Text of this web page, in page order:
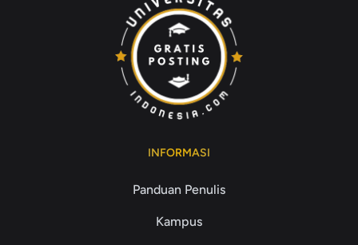
INFORMASI
Panduan Penulis
Kampus